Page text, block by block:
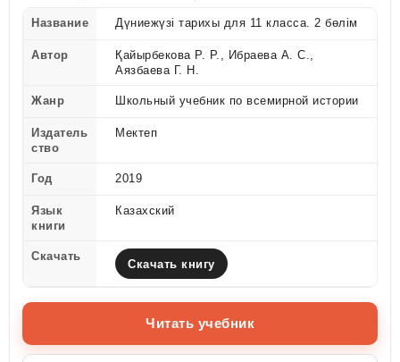
Название Дүниежүзі тарихы для 11 класса. 2 бөлім
Автор
Қайырбекова Р. Р., Ибраева А. С.,
Аязбаева Г. Н.
Жанр Школьный учебник по всемирной истории
Издатель
ство
Мектеп
Год 2019
Язык
книги
Казахский
Скачать
Скачать книгу
Читать учебник